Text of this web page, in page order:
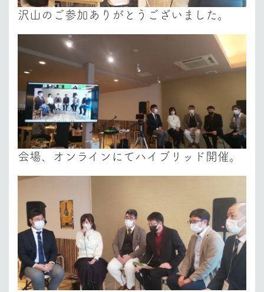
沢山のご参加ありがとうございました。
会場、オンラインにてハイブリッド開催。